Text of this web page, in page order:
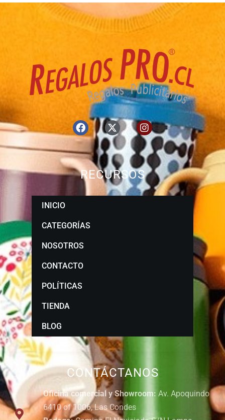
CONTÁCTANOS
Oficina comercial y Showroom: Av. Apoquindo
6410 of 1006, Las Condes
RECURSOS
INICIO
CATEGORÍAS
NOSOTROS
CONTACTO
POLÍTICAS
TIENDA
BLOG